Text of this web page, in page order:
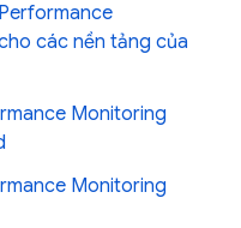
Performance
các nền tảng của
Monitoring
Monitoring